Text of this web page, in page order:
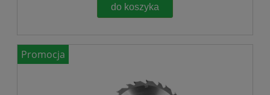
do koszyka
Promocja